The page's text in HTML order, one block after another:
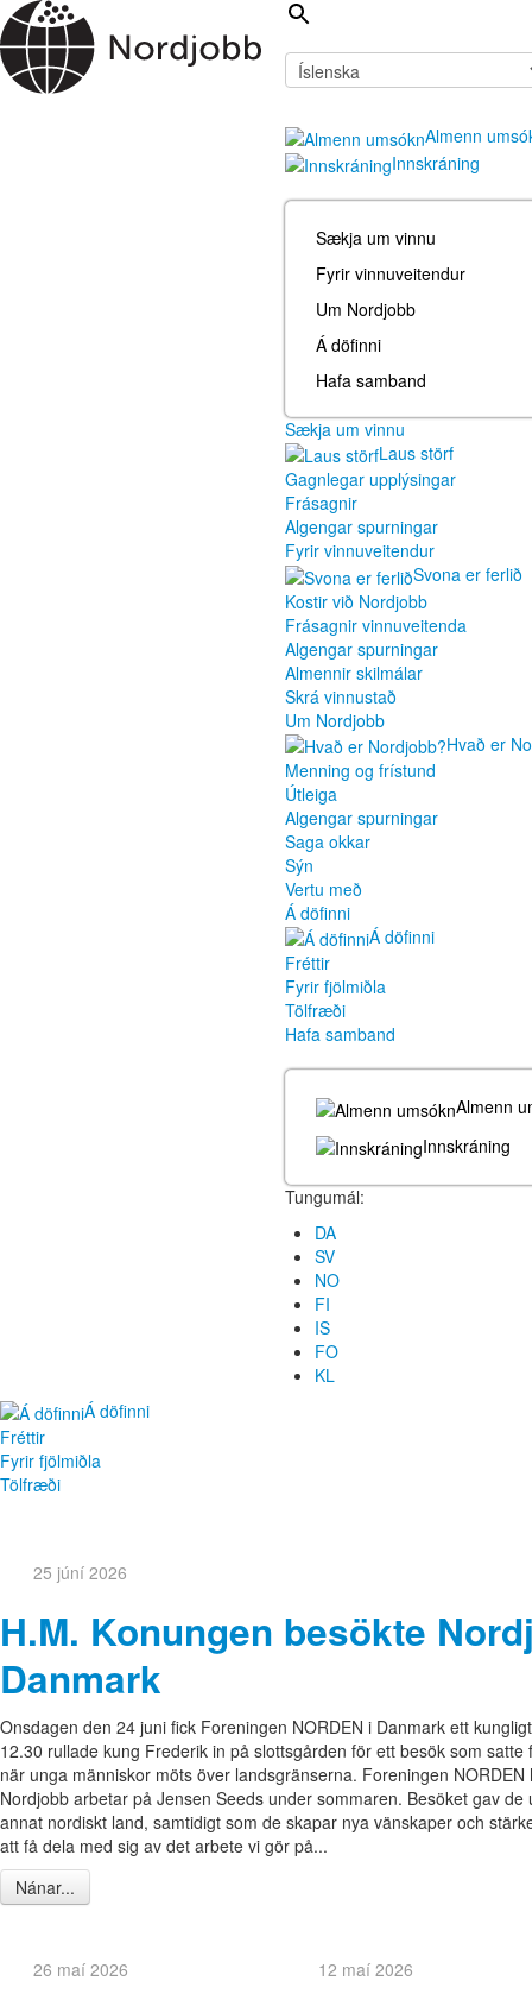
Almenn
Innskráning
Sækja um vinnu
Fyrir vinnuveitendur
Um Nordjobb
Á döfinni
Hafa samband
Sækja um vinnu
Laus störf
Gagnlegar upplýsingar
Frásagnir
Algengar spurningar
Fyrir vinnuveitendur
Svona er ferlið
Kostir við Nordjobb
Frásagnir vinnuveitenda
Algengar spurningar
Almennir skilmálar
Skrá vinnustað
Um Nordjobb
Hvað er
Menning og frístund
Útleiga
Algengar spurningar
Saga okkar
Sýn
Vertu með
Á döfinni
Á döfinni
Fréttir
Fyrir fjölmiðla
Tölfræði
Hafa samband
Almenn
Innskráning
Tungumál:
DA
SV
NO
FI
IS
FO
KL
Á döfinni
Fréttir
Fyrir fjölmiðla
Tölfræði
25 júní 2026
H.M. Konungen besökte
Danmark
Onsdagen den 24 juni fick Foreningen NORDEN i Danmark ett
12.30 rullade kung Frederik in på slottsgården för ett besök som
när unga människor möts över landsgränserna. Foreningen
Nordjobb arbetar på Jensen Seeds under sommaren. Besöket gav
annat nordiskt land, samtidigt som de skapar nya vänskaper och
att få dela med sig av det arbete vi gör på...
Nánar...
26 maí 2026 12 maí 2026